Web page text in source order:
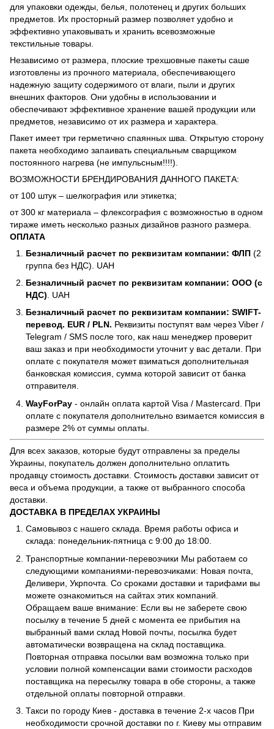
для упаковки одежды, белья, полотенец и других больших
предметов. Их просторный размер позволяет удобно и
эффективно упаковывать и хранить всевозможные
текстильные товары.
Независимо от размера, плоские трехшовные пакеты саше
изготовлены из прочного материала, обеспечивающего
надежную защиту содержимого от влаги, пыли и других
внешних факторов. Они удобны в использовании и
обеспечивают эффективное хранение вашей продукции или
предметов, независимо от их размера и характера.
Пакет имеет три герметично спаянных шва. Открытую сторону
пакета необходимо запаивать специальным сварщиком
постоянного нагрева (не импульсным!!!!).
ВОЗМОЖНОСТИ БРЕНДИРОВАНИЯ ДАННОГО ПАКЕТА:
от 100 штук – шелкография или этикетка;
от 300 кг материала – флексография с возможностью в одном
тираже иметь несколько разных дизайнов разного размера.
ОПЛАТА
Безналичный расчет по реквизитам компании: ФЛП (2
группа без НДС). UAH
Безналичный расчет по реквизитам компании: ООО (с
НДС) . UAH
Безналичный расчет по реквизитам компании: SWIFT-
перевод. EUR / PLN. Реквизиты поступят вам через Viber /
Telegram / SMS после того, как наш менеджер проверит
ваш заказ и при необходимости уточнит у вас детали. При
оплате с покупателя может взиматься дополнительная
банковская комиссия, сумма которой зависит от банка
отправителя.
WayForPay - онлайн оплата картой Visa / Mastercard. При
оплате с покупателя дополнительно взимается комиссия в
размере 2% от суммы оплаты.
Для всех заказов, которые будут отправлены за пределы
Украины, покупатель должен дополнительно оплатить
продавцу стоимость доставки. Стоимость доставки зависит от
веса и объема продукции, а также от выбранного способа
доставки.
ДОСТАВКА В ПРЕДЕЛАХ УКРАИНЫ
Самовывоз с нашего склада. Время работы офиса и
склада: понедельник-пятница с 9:00 до 18:00.
Транспортные компании-перевозчики Мы работаем со
следующими компаниями-перевозчиками: Новая почта,
Деливери, Укрпочта. Со сроками доставки и тарифами вы
можете ознакомиться на сайтах этих компаний.
Обращаем ваше внимание: Если вы не заберете свою
посылку в течение 5 дней с момента ее прибытия на
выбранный вами склад Новой почты, посылка будет
автоматически возвращена на склад поставщика.
Повторная отправка посылки вам возможна только при
условии полной компенсации вами стоимости расходов
поставщика на пересылку товара в обе стороны, а также
отдельной оплаты повторной отправки.
Такси по городу Киев - доставка в течение 2-х часов При
необходимости срочной доставки по г. Киеву мы отправим